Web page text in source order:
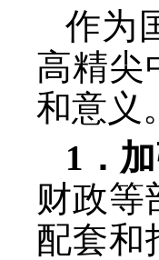
作为
高精尖
和意义。
1．
财政等
配套和